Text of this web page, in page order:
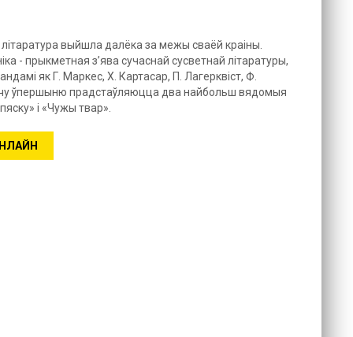
выйшла далёка за межы сваёй краіны.
- прыкметная з’ява сучаснай сусветнай літаратуры,
як Г. Маркес, Х. Картасар, П. Лагерквіст, Ф.
ўпершыню прадстаўляюцца два найбольш вядомыя
і «Чужы твар».